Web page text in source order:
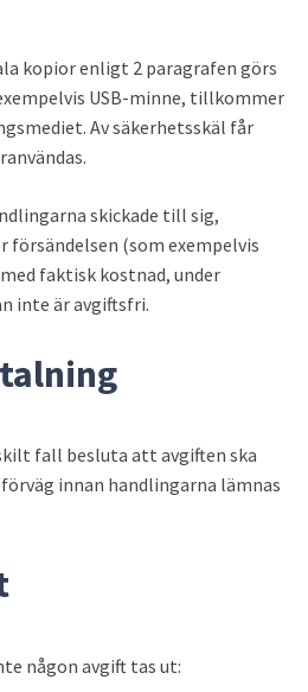
kopior enligt 2 paragrafen görs
USB-minne, tillkommer
Av säkerhetsskäl får
skickade till sig,
(som exempelvis
faktisk kostnad, under
inte är avgiftsfri.
fall besluta att avgiften ska
innan handlingarna lämnas
någon avgift tas ut: